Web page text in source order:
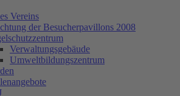
Vereins
der Besucherpavillons 2008
Verwaltungsgebäude
Umweltbildungszentrum